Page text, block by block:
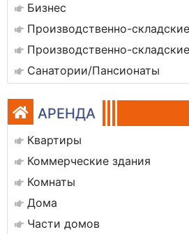
Бизнес
Производственно-
Производственно-
Санатории/Пансионаты
АРЕНДА
Квартиры
Коммерческие здания
Комнаты
Дома
Части домов